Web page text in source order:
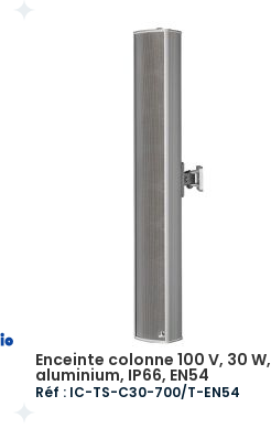
Enceinte colonne 100 V, 30 W,
aluminium, IP66, EN54
Réf : IC-TS-C30-700/T-EN54